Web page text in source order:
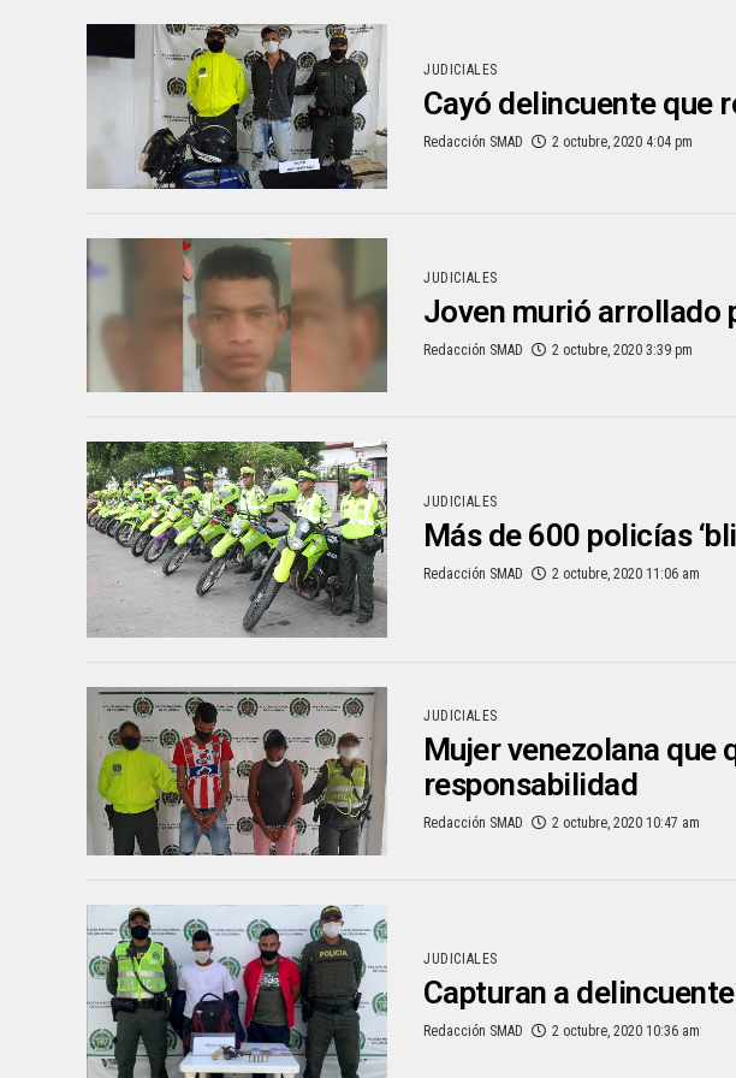
JUDICIALES
Cayó delincuente que
Redacción SMAD 2 octubre, 2020 4:04 pm
JUDICIALES
Joven murió arrollado
Redacción SMAD 2 octubre, 2020 3:39 pm
JUDICIALES
Más de 600 policías
Redacción SMAD 2 octubre, 2020 11:06 am
JUDICIALES
Mujer venezolana que
responsabilidad
Redacción SMAD 2 octubre, 2020 10:47 am
JUDICIALES
Capturan a
Redacción SMAD 2 octubre, 2020 10:36 am